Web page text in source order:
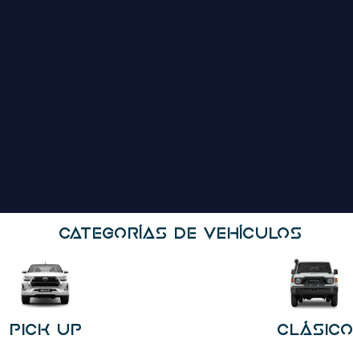
Categorías De Vehículos
Pick Up Clásico